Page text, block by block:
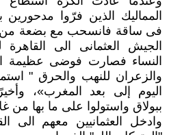
المماليك الذين فرّوا
فى ساقة فانسحب مع بضعة من
الجيش العثمانى الى
النساء فصارت فوضى عظيمة
والزعران للنهب والحرق "
اليوم إلى بعد المغرب»،
ببولاق واستولوا على ما بها من
وادخل العثمانيين معهم الى